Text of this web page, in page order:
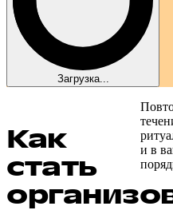
Загрузка...
Как
стать
и в